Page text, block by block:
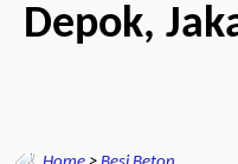
Depok,